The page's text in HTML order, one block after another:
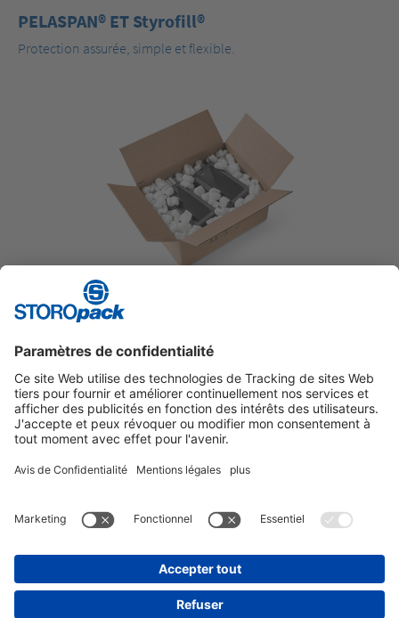
PELASPAN® ET Styrofill®
Protection assurée, simple et flexible.
PELASPAN® BIO
Matériau de rembourrage en vrac exceptionnellement
Instagram LinkedIn Vimeo
YouTube Glassdoor
MENTIONS LÉGALES
GENERAL TERMS OF BUSINESS